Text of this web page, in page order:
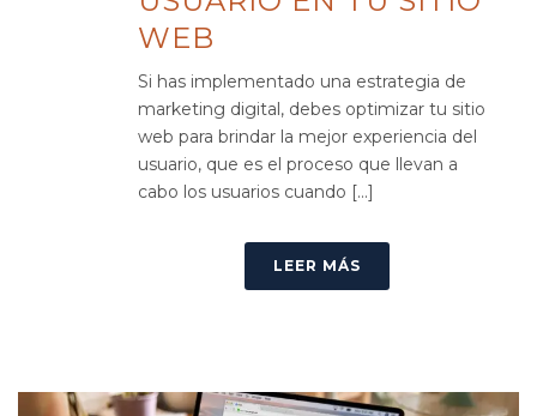
WEB
Si has implementado una estrategia de
marketing digital, debes optimizar tu sitio
web para brindar la mejor experiencia del
usuario, que es el proceso que llevan a
cabo los usuarios cuando [...]
LEER MÁS